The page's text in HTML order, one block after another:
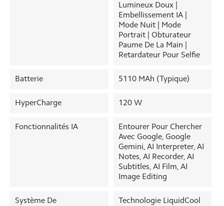
Lumineux Doux |
Embellissement IA |
Mode Nuit | Mode
Portrait | Obturateur
Paume De La Main |
Retardateur Pour Selfie
Batterie 5110 MAh (typique)
HyperCharge 120 W
Fonctionnalités IA
Entourer Pour Chercher
Avec Google, Google
Gemini, AI Interpreter, AI
Notes, AI Recorder, AI
Subtitles, AI Film, AI
Image Editing
Système De
Technologie LiquidCool